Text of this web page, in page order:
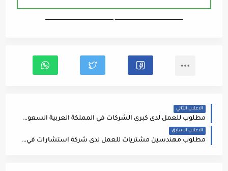
ـــــــــــــــــــــــــــــــــــــــــــــــــــــــــــــــــــ ـــــــــــــــــــــــــــــــــــــــــــــــــــــــــــــــــــ
الاعلان التالي
مطلوب للعمل لدى كبرى الشركات في المملكة العربية السعودية #مدير_الصحة_والسلامة_والبيئة
الاعلان السابق
مطلوب مهندسين مشتريات للعمل لدى شركة استشارات في السعودية Procurement Engineers Civil and Electrical